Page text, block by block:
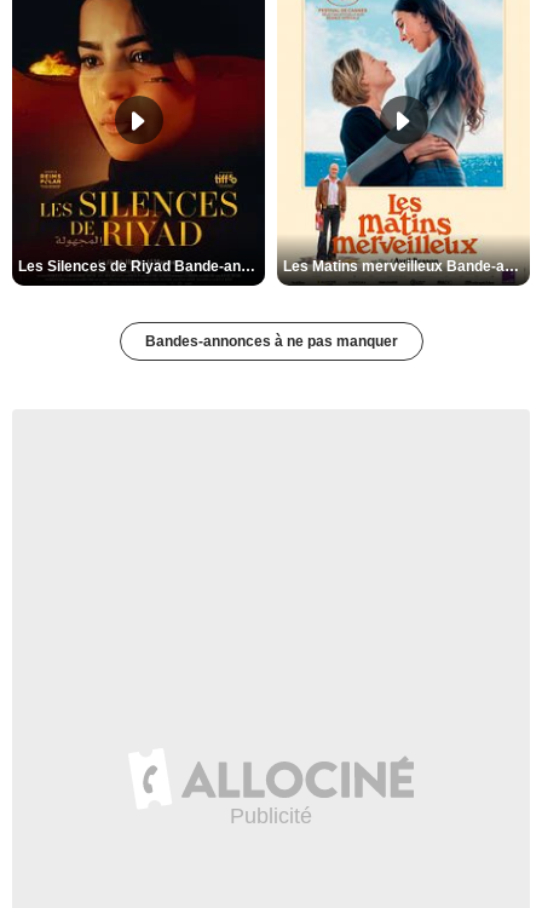
Les Silences de Riyad Bande-annonce VO STFR Les Matins merveilleux Bande-annonce VF
Bandes-annonces à ne pas manquer